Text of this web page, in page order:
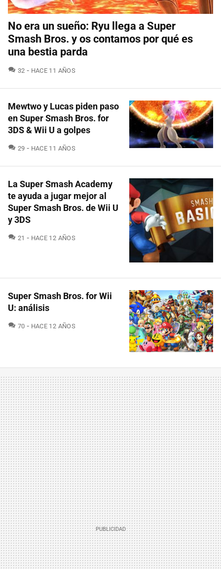
No era un sueño: Ryu llega a Super
Smash Bros. y os contamos por qué es
una bestia parda
32 COMENTARIOS
HACE 11 AÑOS
Mewtwo y Lucas piden paso
en Super Smash Bros. for
3DS & Wii U a golpes
29 COMENTARIOS
HACE 11 AÑOS
La Super Smash Academy
te ayuda a jugar mejor al
Super Smash Bros. de Wii U
y 3DS
21 COMENTARIOS
HACE 12 AÑOS
Super Smash Bros. for Wii
U: análisis
70 COMENTARIOS
HACE 12 AÑOS